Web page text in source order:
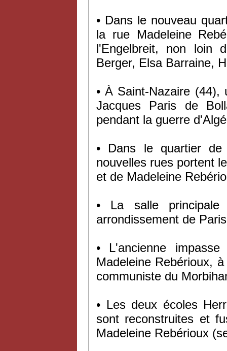
• Dans le nouveau
la rue Madeleine
l'Engelbreit, non loin
Berger, Elsa Barraine,
• À Saint-Nazaire (44),
Jacques Paris de
pendant la guerre
• Dans le quartier
nouvelles rues portent
et de Madeleine
• La salle
arrondissement de
• L'ancienne
Madeleine Rebérioux,
communiste du
• Les deux écoles
sont reconstruites et
Madeleine Rebérioux